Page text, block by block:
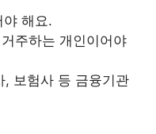
야 해요.
주하는 개인이어야
, 보험사 등 금융기관